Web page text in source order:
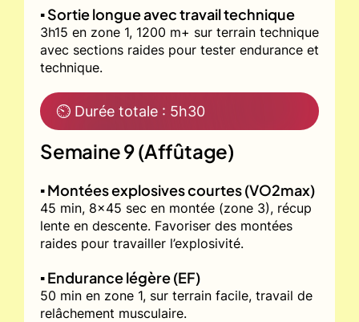
▪️ Sortie longue avec travail technique
3h15 en zone 1, 1200 m+ sur terrain technique
avec sections raides pour tester endurance et
technique.
⏲ Durée totale : 5h30
Semaine 9 (Affûtage)
▪️ Montées explosives courtes (VO2max)
45 min, 8x45 sec en montée (zone 3), récup
lente en descente. Favoriser des montées
raides pour travailler l’explosivité.
▪️ Endurance légère (EF)
50 min en zone 1, sur terrain facile, travail de
relâchement musculaire.